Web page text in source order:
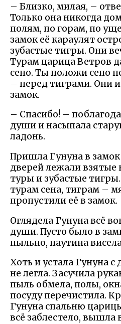
– Близко, милая, –
Только она никогда
полям, по горам, по
замок её караулят
зубастые тигры. Они
Турам царица Ветров
сено. Ты положи сено
– перед тиграми. Они
замок.
– Спасибо! –
души и насыпала
ладонь.
Пришла Гунуна в
дверей лежали взятые
туры и зубастые
турам сена, тиграм –
пропустили её в замок.
Оглядела Гунуна всё
души. Пусто было в
пыльно, паутина висела
Хоть и устала Гунуна с
не легла. Засучила
пыль обмела, полы,
посуду перечистила.
Гунуна спальню
всё заблестело, вышла